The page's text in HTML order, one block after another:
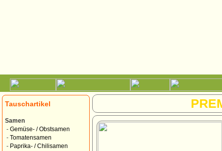
Tauschartikel
Samen
- Gemüse- / Obstsamen
- Tomatensamen
- Paprika- / Chilisamen